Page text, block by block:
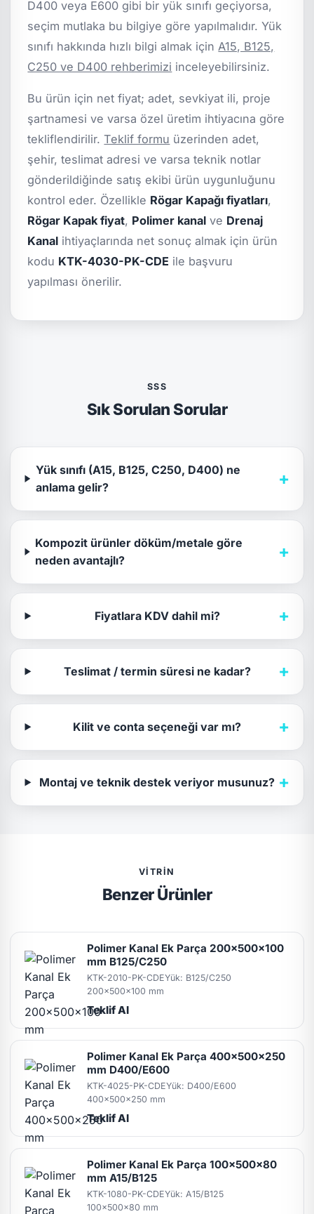
D400 veya E600 gibi bir yük sınıfı geçiyorsa,
seçim mutlaka bu bilgiye göre yapılmalıdır. Yük
sınıfı hakkında hızlı bilgi almak için A15, B125,
C250 ve D400 rehberimizi inceleyebilirsiniz.
Bu ürün için net fiyat; adet, sevkiyat ili, proje
şartnamesi ve varsa özel üretim ihtiyacına göre
tekliflendirilir.Teklif formu üzerinden adet,
şehir, teslimat adresi ve varsa teknik notlar
gönderildiğinde satış ekibi ürün uygunluğunu
kontrol eder. Özellikle Rögar Kapağı fiyatları,
Rögar Kapak fiyat, Polimer kanal ve Drenaj
Kanal ihtiyaçlarında net sonuç almak için ürün
kodu KTK-4030-PK-CDE ile başvuru
yapılması önerilir.
SSS
Sık Sorulan Sorular
Yük sınıfı (A15, B125, C250, D400) ne
anlama gelir?
+
Kompozit ürünler döküm/metale göre
neden avantajlı?
+
Fiyatlara KDV dahil mi? +
Teslimat / termin süresi ne kadar? +
Kilit ve conta seçeneği var mı? +
Montaj ve teknik destek veriyor musunuz? +
VITRIN
Benzer Ürünler
Polimer Kanal Ek Parça 200x500x100
mm B125/C250
KTK-2010-PK-CDEYük: B125/C250
200x500x100 mm
Teklif Al
Polimer Kanal Ek Parça 400x500x250
mm D400/E600
KTK-4025-PK-CDEYük: D400/E600
400x500x250 mm
Teklif Al
Polimer Kanal Ek Parça 100x500x80
mm A15/B125
KTK-1080-PK-CDEYük: A15/B125
100x500x80 mm